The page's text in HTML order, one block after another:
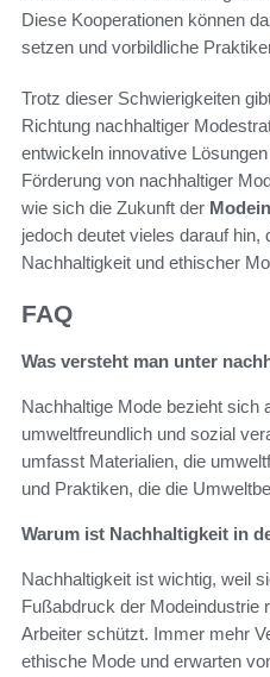
Diese Kooperationen können
setzen und vorbildliche
Trotz dieser Schwierigkeiten
Richtung nachhaltiger
entwickeln innovative
Förderung von nachhaltiger
wie sich die Zukunft der
jedoch deutet vieles darauf
Nachhaltigkeit und ethischer
FAQ
Was versteht man unter
Nachhaltige Mode bezieht sich
umweltfreundlich und sozial
umfasst Materialien, die
und Praktiken, die die
Warum ist Nachhaltigkeit in
Nachhaltigkeit ist wichtig, weil
Fußabdruck der Modeindustrie
Arbeiter schützt. Immer mehr
ethische Mode und erwarten